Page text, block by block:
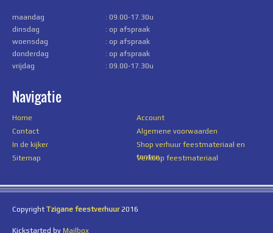
maandag
: 09.00-17.30u
dinsdag
: op afspraak
woensdag
: op afspraak
donderdag
: op afspraak
vrijdag
: 09.00-17.30u
Navigatie
Home
Account
Contact
Algemene voorwaarden
In de kijker
Shop verhuur feestmateriaal en
tenten
Sitemap Verkoop feestmateriaal
Copyright Tzigane feestverhuur2016
Kickstarted by Mailbox